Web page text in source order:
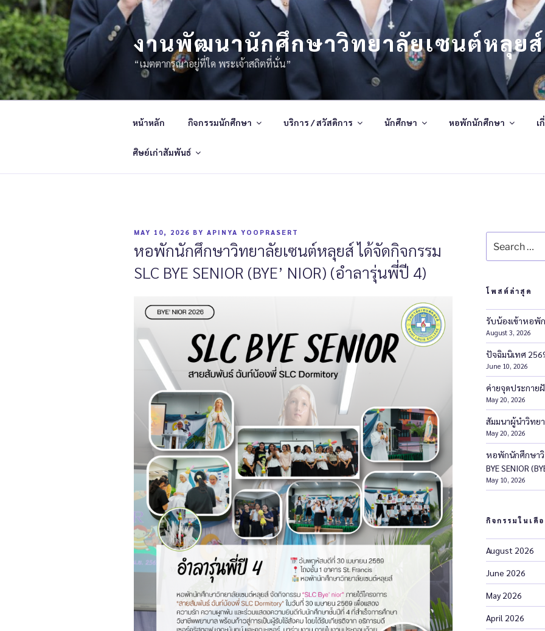
งานพัฒนานักศึกษาวิทยาลัยเซนต์หลุยส์
“เมตตากรุณาอยู่ที่ใด พระเจ้าสถิตที่นั่น”
หน้าหลัก กิจกรรมนักศึกษา บริการ / สวัสดิการ นักศึกษา หอพักนักศึกษา เ
ศิษย์เก่าสัมพันธ์
MAY 10, 2026 BY APINYA YOOPRASERT
หอพักนักศึกษาวิทยาลัยเซนต์หลุยส์ ได้จัดกิจกรรม
SLC BYE SENIOR (BYE’ NIOR) (อำลารุ่นพี่ปี 4)
โพสต์ล่าสุด
รับน้องเข้าหอพั
August 3, 2026
ปัจฉิมนิเทศ
June 10, 2026
ค่ายจุดประกา
May 20, 2026
สัมมนาผู้นำวิทย
May 20, 2026
หอพักนักศึกษาวิ
BYE SENIOR
May 10, 2026
กิจกรรมในเดื
August 2026
June 2026
May 2026
April 2026